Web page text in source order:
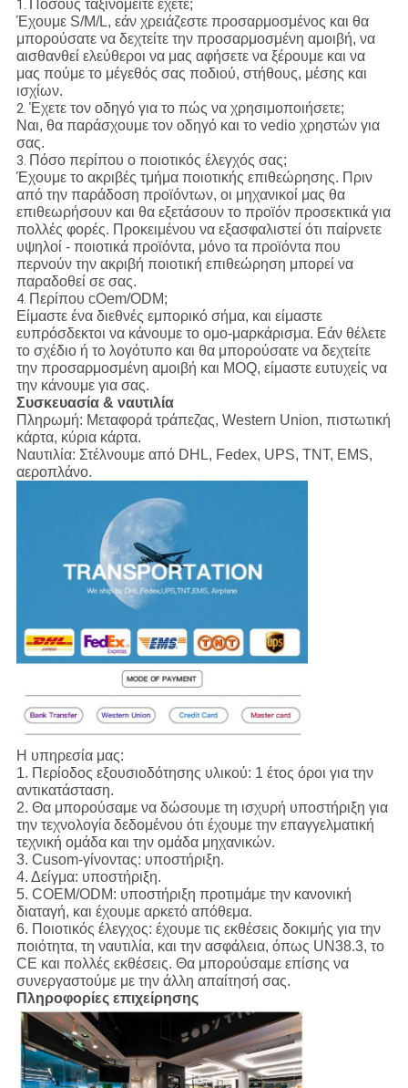
1.
Πόσους ταξινομείτε έχετε;
Έχουμε S/M/L, εάν χρειάζεστε προσαρμοσμένος και θα
μπορούσατε να δεχτείτε την προσαρμοσμένη αμοιβή, να
αισθανθεί ελεύθεροι να μας αφήσετε να ξέρουμε και να
μας πούμε το μέγεθός σας ποδιού, στήθους, μέσης και
ισχίων.
2. Έχετε τον οδηγό για το πώς να χρησιμοποιήσετε;
Ναι, θα παράσχουμε τον οδηγό και το vedio χρηστών για
σας.
3. Πόσο περίπου ο ποιοτικός έλεγχός σας;
Έχουμε το ακριβές τμήμα ποιοτικής επιθεώρησης. Πριν
από την παράδοση προϊόντων, οι μηχανικοί μας θα
επιθεωρήσουν και θα εξετάσουν το προϊόν προσεκτικά για
πολλές φορές. Προκειμένου να εξασφαλιστεί ότι παίρνετε
υψηλοί - ποιοτικά προϊόντα, μόνο τα προϊόντα που
περνούν την ακριβή ποιοτική επιθεώρηση μπορεί να
παραδοθεί σε σας.
4. Περίπου cOem/ODM;
Είμαστε ένα διεθνές εμπορικό σήμα, και είμαστε
ευπρόσδεκτοι να κάνουμε το ομο-μαρκάρισμα. Εάν θέλετε
το σχέδιο ή το λογότυπο και θα μπορούσατε να δεχτείτε
την προσαρμοσμένη αμοιβή και MOQ, είμαστε ευτυχείς να
την κάνουμε για σας.
Συσκευασία & ναυτιλία
Πληρωμή: Μεταφορά τράπεζας, Western Union, πιστωτική
κάρτα, κύρια κάρτα.
Ναυτιλία: Στέλνουμε από DHL, Fedex, UPS, TNT, EMS,
αεροπλάνο.
Η υπηρεσία μας:
1. Περίοδος εξουσιοδότησης υλικού: 1 έτος όροι για την
αντικατάσταση.
2. Θα μπορούσαμε να δώσουμε τη ισχυρή υποστήριξη για
την τεχνολογία δεδομένου ότι έχουμε την επαγγελματική
τεχνική ομάδα και την ομάδα μηχανικών.
3. Cusom-γίνοντας: υποστήριξη.
4. Δείγμα: υποστήριξη.
5. COEM/ODM: υποστήριξη προτιμάμε την κανονική
διαταγή, και έχουμε αρκετό απόθεμα.
6. Ποιοτικός έλεγχος: έχουμε τις εκθέσεις δοκιμής για την
ποιότητα, τη ναυτιλία, και την ασφάλεια, όπως UN38.3, το
CE και πολλές εκθέσεις. Θα μπορούσαμε επίσης να
συνεργαστούμε με την άλλη απαίτησή σας.
Πληροφορίες επιχείρησης